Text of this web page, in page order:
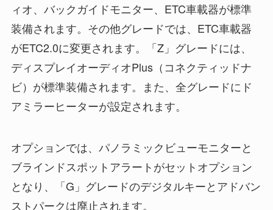
ィオ、バックガイドモニター、ETC車載器が標準
装備されます。その他グレードでは、ETC車載器
がETC2.0に変更されます。「Z」グレードには、
ディスプレイオーディオPlus（コネクティッドナ
ビ）が標準装備されます。また、全グレードにド
アミラーヒーターが設定されます。
オプションでは、パノラミックビューモニターと
ブラインドスポットアラートがセットオプション
となり、「G」グレードのデジタルキーとアドバン
ストパークは廃止されます。